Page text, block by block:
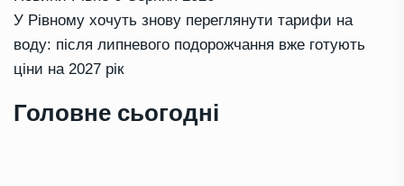
У Рівному хочуть знову переглянути тарифи на
воду: після липневого подорожчання вже готують
ціни на 2027 рік
Головне сьогодні